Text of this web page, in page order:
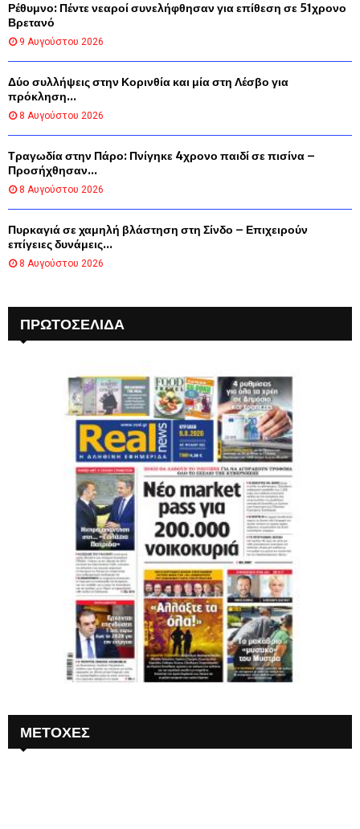
Ρέθυμνο: Πέντε νεαροί συνελήφθησαν για επίθεση σε 51χρονο
Βρετανό
9 Αυγούστου 2026
Δύο συλλήψεις στην Κορινθία και μία στη Λέσβο για
πρόκληση...
8 Αυγούστου 2026
Τραγωδία στην Πάρο: Πνίγηκε 4χρονο παιδί σε πισίνα –
Προσήχθησαν...
8 Αυγούστου 2026
Πυρκαγιά σε χαμηλή βλάστηση στη Σίνδο – Επιχειρούν
επίγειες δυνάμεις...
8 Αυγούστου 2026
ΜΕΤΟΧΕΣ
ΠΡΩΤΟΣΈΛΙΔΑ